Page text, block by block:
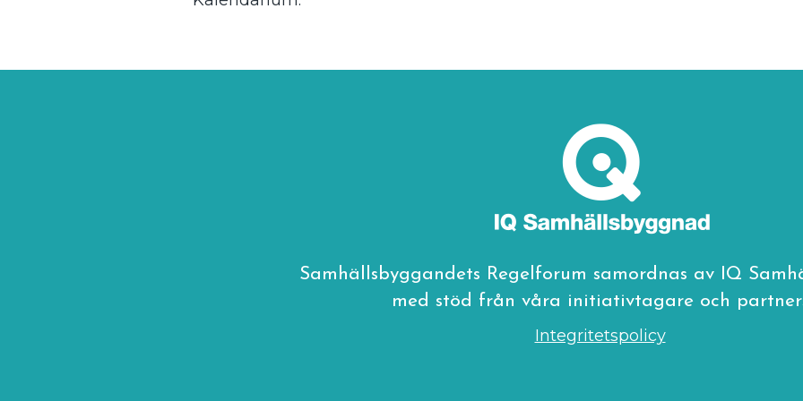
Samhällsbyggandets Regelforum samordnas av IQ
med stöd från våra initiativtagare och
Integritetspolicy